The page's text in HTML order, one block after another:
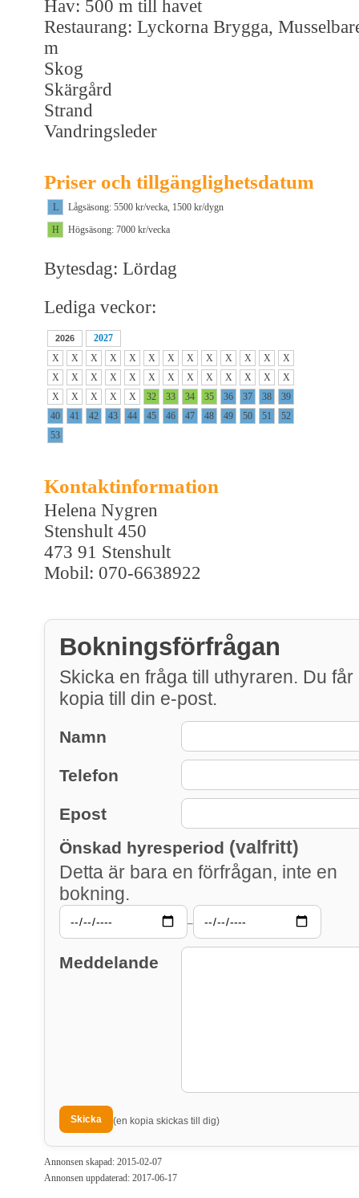
Hav: 500 m till havet
Restaurang: Lyckorna Brygga,
m
Skog
Skärgård
Strand
Vandringsleder
Priser och tillgänglighetsdatum
L
Lågsäsong: 5500 kr/vecka, 1500 kr/dygn
H
Högsäsong: 7000 kr/vecka
Bytesdag: Lördag
Lediga veckor:
2026
2027
X
X X X X X X X X X X X
X
X
X X X X X X X X X X X
X
X
X X X X 32 33 34 35 36 37 38
39
40
41 42 43 44 45 46 47 48 49 50 51
52
53
Kontaktinformation
Helena Nygren
Stenshult 450
473 91 Stenshult
Mobil: 070-6638922
Bokningsförfrågan
Skicka en fråga till uthyraren. Du får
kopia till din e-post.
Namn
Telefon
Epost
Önskad hyresperiod (valfritt)
Detta är bara en förfrågan, inte en
bokning.
–
Meddelande
(en kopia skickas till dig)
Annonsen skapad: 2015-02-07
Annonsen uppdaterad: 2017-06-17